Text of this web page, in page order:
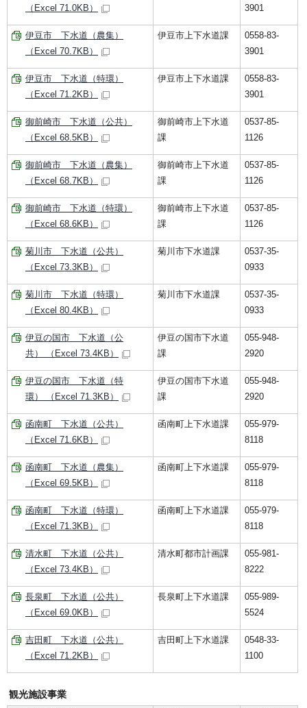
（Excel 71.0KB） 3901
伊豆市 下水道（農集）
（Excel 70.7KB）
伊豆市上下水道課
0558-83-
3901
伊豆市 下水道（特環）
（Excel 71.2KB）
伊豆市上下水道課
0558-83-
3901
御前崎市 下水道（公共）
（Excel 68.5KB）
御前崎市上下水道
課
0537-85-
1126
御前崎市 下水道（農集）
（Excel 68.7KB）
御前崎市上下水道
課
0537-85-
1126
御前崎市 下水道（特環）
（Excel 68.6KB）
御前崎市上下水道
課
0537-85-
1126
菊川市 下水道（公共）
（Excel 73.3KB）
菊川市下水道課
0537-35-
0933
菊川市 下水道（特環）
（Excel 80.4KB）
菊川市下水道課
0537-35-
0933
伊豆の国市 下水道（公
共） （Excel 73.4KB）
伊豆の国市下水道
課
055-948-
2920
伊豆の国市 下水道（特
環） （Excel 71.3KB）
伊豆の国市下水道
課
055-948-
2920
函南町 下水道（公共）
（Excel 71.6KB）
函南町上下水道課
055-979-
8118
函南町 下水道（農集）
（Excel 69.5KB）
函南町上下水道課
055-979-
8118
函南町 下水道（特環）
（Excel 71.3KB）
函南町上下水道課
055-979-
8118
清水町 下水道（公共）
（Excel 73.4KB）
清水町都市計画課
055-981-
8222
長泉町 下水道（公共）
（Excel 69.0KB）
長泉町上下水道課
055-989-
5524
吉田町 下水道（公共）
（Excel 71.2KB）
吉田町上下水道課
0548-33-
1100
観光施設事業